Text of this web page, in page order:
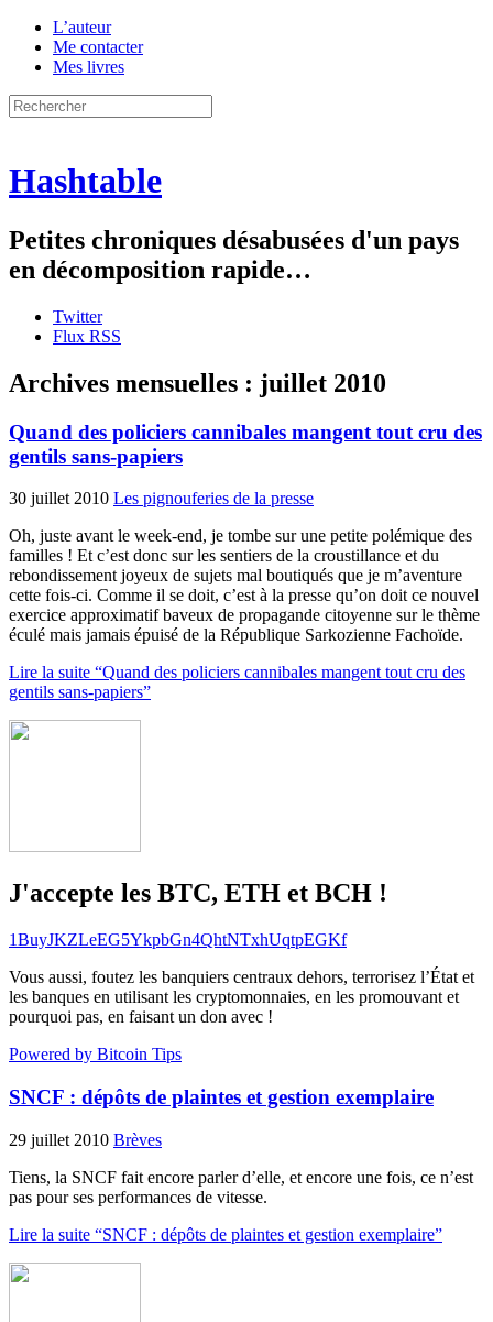
L’auteur
Me contacter
Mes livres
Hashtable
Petites chroniques désabusées d'un pays
en décomposition rapide…
Twitter
Flux RSS
Archives mensuelles : juillet 2010
Quand des policiers cannibales mangent tout cru des
gentils sans-papiers
30 juillet 2010 Les pignouferies de la presse
Oh, juste avant le week-end, je tombe sur une petite polémique des
familles ! Et c’est donc sur les sentiers de la croustillance et du
rebondissement joyeux de sujets mal boutiqués que je m’aventure
cette fois-ci. Comme il se doit, c’est à la presse qu’on doit ce nouvel
exercice approximatif baveux de propagande citoyenne sur le thème
éculé mais jamais épuisé de la République Sarkozienne Fachoïde.
Lire la suite “Quand des policiers cannibales mangent tout cru des
gentils sans-papiers”
J'accepte les BTC, ETH et BCH !
1BuyJKZLeEG5YkpbGn4QhtNTxhUqtpEGKf
Vous aussi, foutez les banquiers centraux dehors, terrorisez l’État et
les banques en utilisant les cryptomonnaies, en les promouvant et
pourquoi pas, en faisant un don avec !
Powered by Bitcoin Tips
SNCF : dépôts de plaintes et gestion exemplaire
29 juillet 2010 Brèves
Tiens, la SNCF fait encore parler d’elle, et encore une fois, ce n’est
pas pour ses performances de vitesse.
Lire la suite “SNCF : dépôts de plaintes et gestion exemplaire”